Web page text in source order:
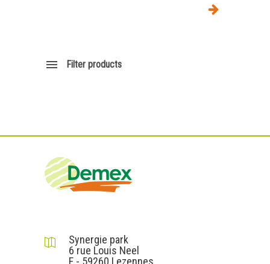
Filter products
Synergie park
6 rue Louis Neel
F - 59260 Lezennes